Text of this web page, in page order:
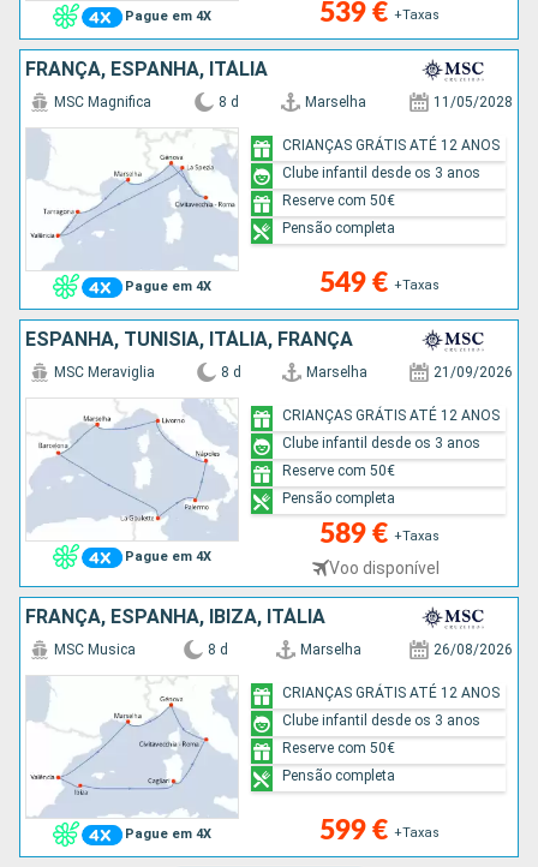
Pague em 4X 539 € +Taxas
FRANÇA, ESPANHA, ITÁLIA
Pague em 4X
MSC Magnifica 8 d Marselha 11/05/2028
549 € +Taxas
CRIANÇAS GRÁTIS ATÉ 12 ANOS
Clube infantil desde os 3 anos
Reserve com 50€
Pensão completa
ESPANHA, TUNÍSIA, ITÁLIA, FRANÇA
Pague em 4X
MSC Meraviglia 8 d Marselha 21/09/2026
589 € +Taxas
Voo disponível
CRIANÇAS GRÁTIS ATÉ 12 ANOS
Clube infantil desde os 3 anos
Reserve com 50€
Pensão completa
FRANÇA, ESPANHA, IBIZA, ITÁLIA
Pague em 4X
MSC Musica 8 d Marselha 26/08/2026
599 € +Taxas
CRIANÇAS GRÁTIS ATÉ 12 ANOS
Clube infantil desde os 3 anos
Reserve com 50€
Pensão completa